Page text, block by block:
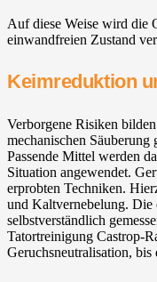
Auf diese Weise wird die
einwandfreien Zustand
Keimreduktion
Verborgene Risiken
mechanischen
Passende Mittel werden
Situation angewendet.
erprobten Techniken.
und Kaltvernebelung. Die
selbstverständlich
Tatortreinigung Castrop-
Geruchsneutralisation,